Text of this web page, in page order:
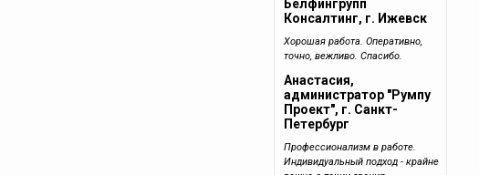
Белфингрупп
Консалтинг, г. Ижевск
Хорошая работа. Оперативно,
точно, вежливо. Спасибо.
Анастасия,
администратор "Румпу
Проект", г. Санкт-
Петербург
Профессионализм в работе.
Индивидуальный подход - крайне